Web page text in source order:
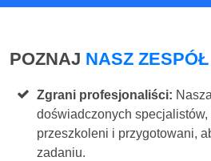
POZNAJ NASZ ZESPÓŁ
Zgrani profesjonaliści:
doświadczonych
przeszkoleni i przygotowani,
zadaniu.